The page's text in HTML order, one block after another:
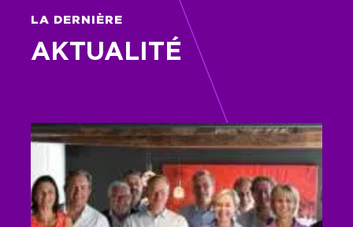
LA DERNIÈRE
AKTUALITÉ